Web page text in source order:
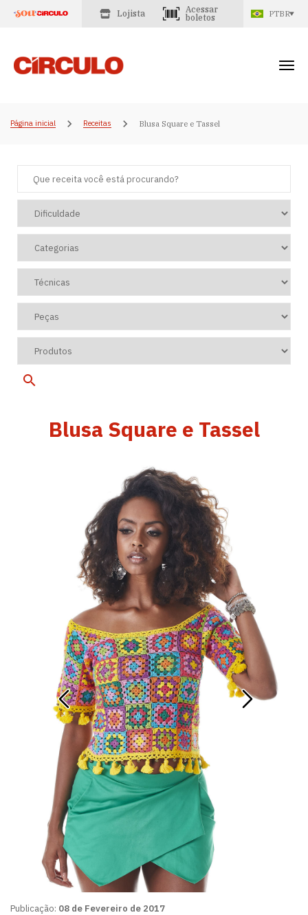
Lojista
Acessar
boletos
PTBR
Página inicial Receitas Blusa Square e Tassel
Blusa Square e Tassel
Publicação: 08 de Fevereiro de 2017